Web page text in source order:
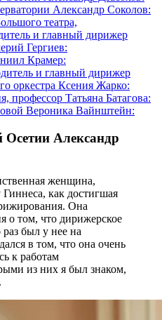
Александр Соколов:
театра,
и главный дирижер
Гергиев:
Крамер:
и главный дирижер
оркестра Ксения Жарко:
профессор Татьяна Батагова:
Вероника Вайнштейн:
Осетии Александр
женщина,
как достигшая
Она
о том, что дирижерское
был у нее на
в том, что она очень
к работам
из них я был знаком,